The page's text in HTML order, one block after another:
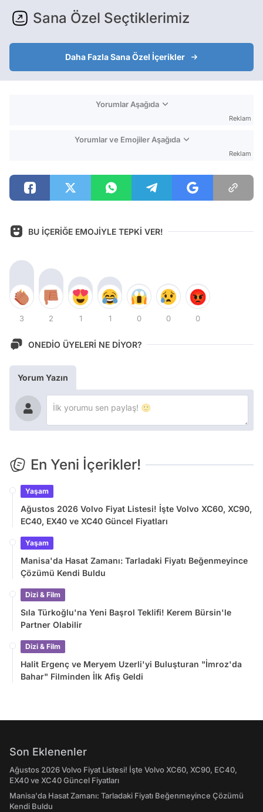
Sana Özel Seçtiklerimiz
Daha Fazla Sana Özel İçerikler
Yorumlar Aşağıda
Reklam
Yorumlar ve Emojiler Aşağıda
Reklam
BU İÇERİĞE EMOJİYLE TEPKİ VER!
3 2 1 1 0 0 0
ONEDİO ÜYELERİ NE DİYOR?
Yorum Yazın
En Yeni İçerikler!
Yaşam
Ağustos 2026 Volvo Fiyat Listesi! İşte Volvo XC60, XC90,
EC40, EX40 ve XC40 Güncel Fiyatları
Yaşam
Manisa'da Hasat Zamanı: Tarladaki Fiyatı Beğenmeyince
Çözümü Kendi Buldu
Dizi & Film
Sıla Türkoğlu'na Yeni Başrol Teklifi! Kerem Bürsin'le
Partner Olabilir
Dizi & Film
Halit Ergenç ve Meryem Uzerli'yi Buluşturan "İmroz'da
Bahar" Filminden İlk Afiş Geldi
Son Eklenenler
Ağustos 2026 Volvo Fiyat Listesi! İşte Volvo XC60, XC90, EC40,
EX40 ve XC40 Güncel Fiyatları
Manisa'da Hasat Zamanı: Tarladaki Fiyatı Beğenmeyince Çözümü
Kendi Buldu